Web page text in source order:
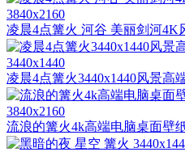
3840x2160
凌晨4点篝火 河谷 美丽剑河4K
3440x1440
凌晨4点篝火3440x1440风景高
3840x2160
流浪的篝火4k高端电脑桌面壁